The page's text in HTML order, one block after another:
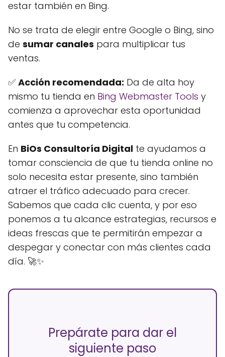
estar también en Bing.
No se trata de elegir entre Google o Bing, sino
de sumar canales para multiplicar tus
ventas.
✅ Acción recomendada: Da de alta hoy
mismo tu tienda en Bing Webmaster Tools y
comienza a aprovechar esta oportunidad
antes que tu competencia.
En BiOs Consultoría Digital te ayudamos a
tomar consciencia de que tu tienda online no
solo necesita estar presente, sino también
atraer el tráfico adecuado para crecer.
Sabemos que cada clic cuenta, y por eso
ponemos a tu alcance estrategias, recursos e
ideas frescas que te permitirán empezar a
despegar y conectar con más clientes cada
día. 🚀✨
Prepárate para dar el
siguiente paso